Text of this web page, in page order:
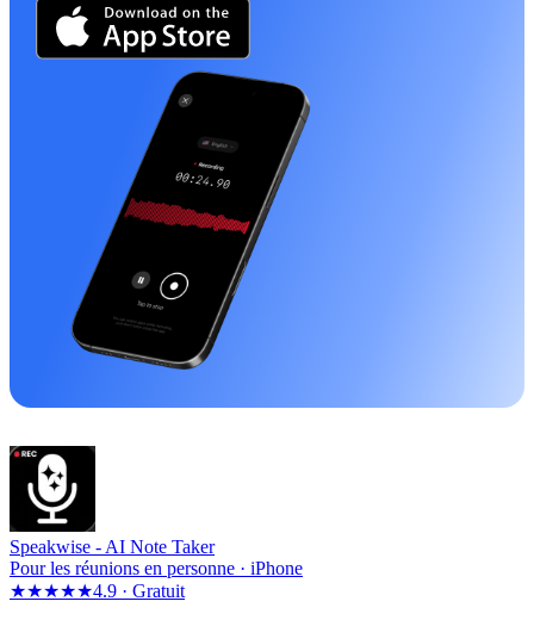
Speakwise - AI Note Taker
Pour les réunions en personne · iPhone
★★★★★4.9 · Gratuit